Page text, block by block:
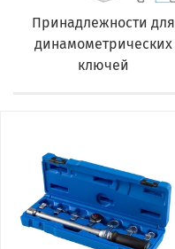
Принадлежности для
динамометрических
ключей